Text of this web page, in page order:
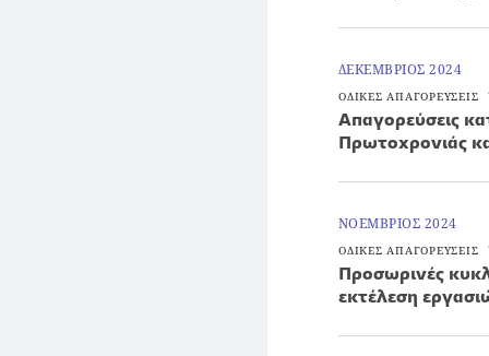
ΔΕΚΕΜΒΡΙΟΣ 2024
ΟΔΙΚΕΣ ΑΠΑΓΟΡΕΥΣΕΙΣ
Απαγορεύσεις
Πρωτοχρονιάς
ΝΟΕΜΒΡΙΟΣ 2024
ΟΔΙΚΕΣ ΑΠΑΓΟΡΕΥΣΕΙΣ
Προσωρινές
εκτέλεση